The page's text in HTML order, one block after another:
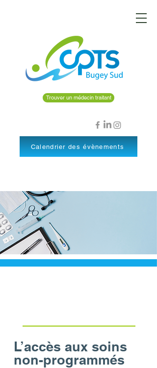
Trouver un médecin traitant
Calendrier des évènements
L’accès aux soins
non-programmés